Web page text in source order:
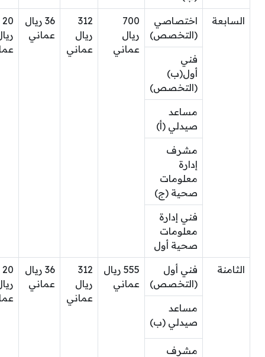
السابعة
اختصاصي
(التخصص)
700
ريال
عماني
312
ريال
عماني
36 ريال
عماني
20
فني
أول(ب)
(التخصص)
مساعد
صيدلي (أ)
مشرف
إدارة
معلومات
صحية (ج)
فني إدارة
معلومات
صحية أول
الثامنة
فني أول
(التخصص)
555 ريال
عماني
312
ريال
عماني
36 ريال
عماني
20
مساعد
صيدلي (ب)
مشرف